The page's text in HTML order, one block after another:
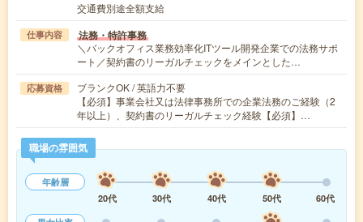
交通費別途全額支給
仕事内容 法務・特許事務
＼バックオフィス業務効率化ITツール開発企業での法務サポ
ート／契約書のリーガルチェックをメインとした…
応募資格
ブランクOK / 英語力不要
【必須】事業会社又は法律事務所での企業法務のご経験（2
年以上）、契約書のリーガルチェック経験【必須】…
職場の雰囲気
年齢層
20代
30代 40代 50代
60代